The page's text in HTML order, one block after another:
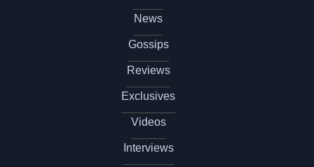
News
Gossips
Reviews
Exclusives
Videos
Interviews